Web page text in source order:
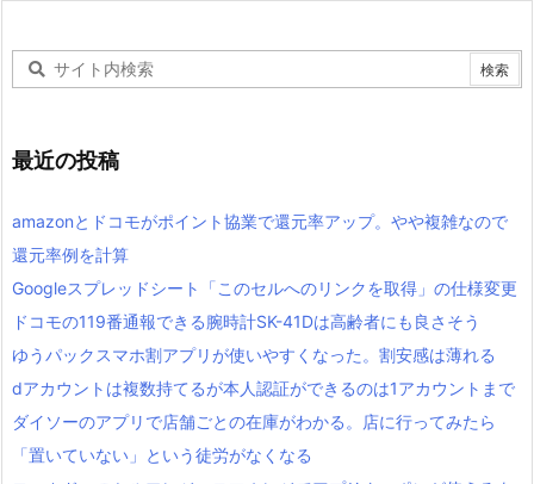
最近の投稿
amazonとドコモがポイント協業で還元率アップ。やや複雑なので
還元率例を計算
Googleスプレッドシート「このセルへのリンクを取得」の仕様変更
ドコモの119番通報できる腕時計SK-41Dは高齢者にも良さそう
ゆうパックスマホ割アプリが使いやすくなった。割安感は薄れる
dアカウントは複数持てるが本人認証ができるのは1アカウントまで
ダイソーのアプリで店舗ごとの在庫がわかる。店に行ってみたら
「置いていない」という徒労がなくなる